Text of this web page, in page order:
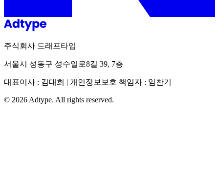
주식회사 드래프타입
서울시 성동구 성수일로8길 39, 7층
대표이사 : 김대희 | 개인정보보호 책임자 : 임찬기
© 2026 Adtype. All rights reserved.